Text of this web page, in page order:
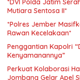
*DVI Polda Jatim
Mutiara Sentosa II*
*Polres Jember
Rawan Kecelakaan*
Penggantian Kapolri
Kenyamanannya”
Perkuat Kolaborasi
Jombang Gelar Apel